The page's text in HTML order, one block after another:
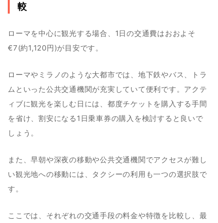
較
ローマを中心に観光する場合、1日の交通費はおおよそ
€7(約1,120円)が目安です。
ローマやミラノのような大都市では、地下鉄やバス、トラ
ムといった公共交通機関が充実していて便利です。アクテ
ィブに観光を楽しむ日には、都度チケットを購入する手間
を省け、割安になる1日乗車券の購入を検討すると良いで
しょう。
また、早朝や深夜の移動や公共交通機関でアクセスが難し
い観光地への移動には、タクシーの利用も一つの選択肢で
す。
ここでは、それぞれの交通手段の料金や特徴を比較し、最